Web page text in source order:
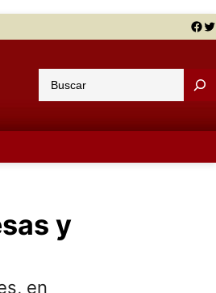
Facebook Twitter
u
a
y
en